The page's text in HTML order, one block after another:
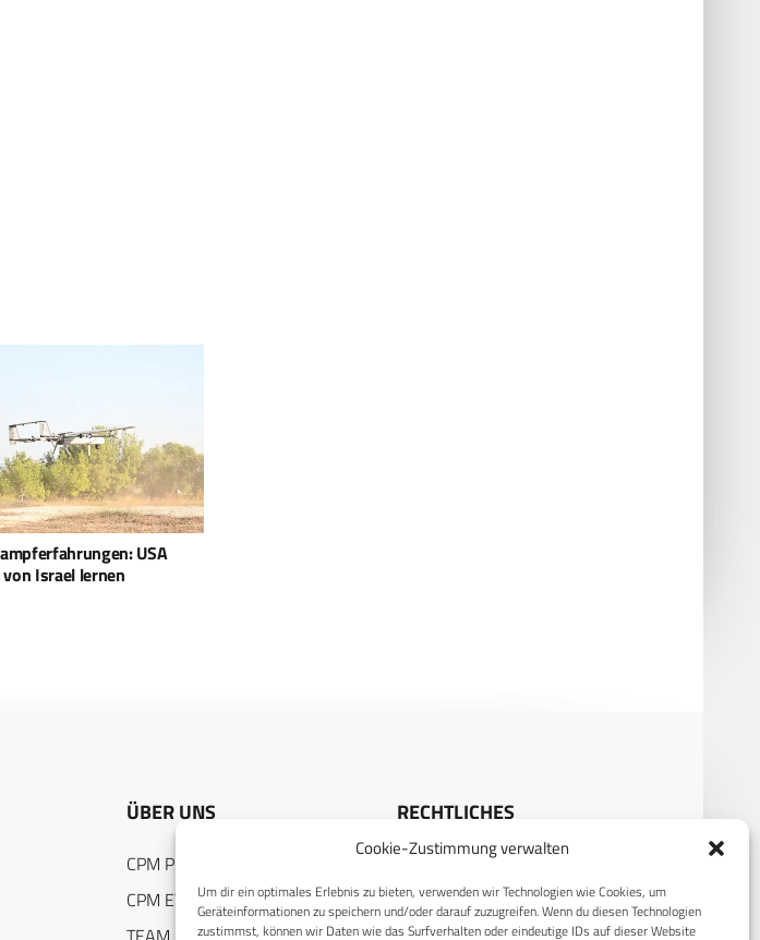
Cookie-Zustimmung verwalten
Um dir ein optimales Erlebnis zu bieten, verwenden wir Technologien wie Cookies, um
Geräteinformationen zu speichern und/oder darauf zuzugreifen. Wenn du diesen Technologien
zustimmst, können wir Daten wie das Surfverhalten oder eindeutige IDs auf dieser Website
US-Armee bestellt
Systeme
ÜBER UNS
CPM PUBLICATIONS
CPM EVENTS
RECHTLICHES
Datenschutzerklärung
Cookie-Richtlinie (EU)